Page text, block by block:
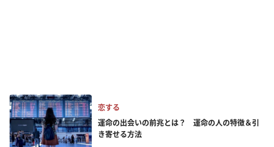
恋する
運命の出会いの前兆とは？ 運命の人の特徴＆引
き寄せる方法